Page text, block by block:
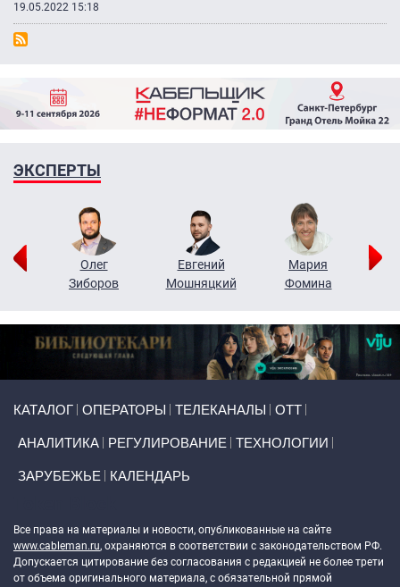
19.05.2022 15:18
ЭКСПЕРТЫ
Олег
Зиборов
Евгений
Мошняцкий
Мария
Фомина
КАТАЛОГ ОПЕРАТОРЫ ТЕЛЕКАНАЛЫ ОТТ
АНАЛИТИКА РЕГУЛИРОВАНИЕ ТЕХНОЛОГИИ
ЗАРУБЕЖЬЕ КАЛЕНДАРЬ
Все права на материалы и новости, опубликованные на сайте
www.cableman.ru, охраняются в соответствии с законодательством РФ.
Допускается цитирование без согласования с редакцией не более трети
от объема оригинального материала, с обязательной прямой